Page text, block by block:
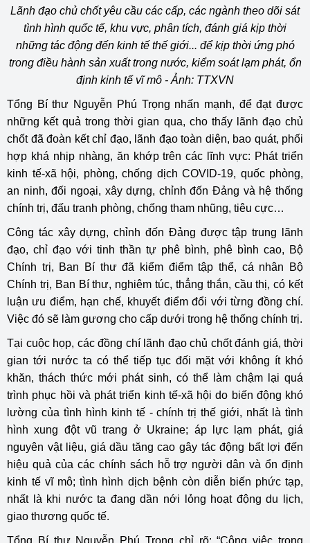
Lãnh đạo chủ chốt yêu cầu các cấp, các ngành theo dõi sát
tình hình quốc tế, khu vực, phân tích, đánh giá kịp thời
những tác động đến kinh tế thế giới... để kịp thời ứng phó
trong điều hành sản xuất trong nước, kiểm soát lạm phát, ổn
định kinh tế vĩ mô - Ảnh: TTXVN
Tổng Bí thư Nguyễn Phú Trọng nhấn mạnh, để đạt được
những kết quả trong thời gian qua, cho thấy lãnh đạo chủ
chốt đã đoàn kết chỉ đạo, lãnh đạo toàn diện, bao quát, phối
hợp khá nhịp nhàng, ăn khớp trên các lĩnh vực: Phát triển
kinh tế-xã hội, phòng, chống dịch COVID-19, quốc phòng,
an ninh, đối ngoại, xây dựng, chỉnh đốn Đảng và hệ thống
chính trị, đấu tranh phòng, chống tham nhũng, tiêu cực…
Công tác xây dựng, chỉnh đốn Đảng được tập trung lãnh
đạo, chỉ đạo với tinh thần tự phê bình, phê bình cao, Bộ
Chính trị, Ban Bí thư đã kiểm điểm tập thể, cá nhân Bộ
Chính trị, Ban Bí thư, nghiêm túc, thẳng thắn, cầu thị, có kết
luận ưu điểm, hạn chế, khuyết điểm đổi với từng đồng chí.
Việc đó sẽ làm gương cho cấp dưới trong hệ thống chính trị.
Tại cuộc họp, các đồng chí lãnh đạo chủ chốt đánh giá, thời
gian tới nước ta có thể tiếp tục đối mặt với không ít khó
khăn, thách thức mới phát sinh, có thể làm chậm lại quá
trình phục hồi và phát triển kinh tế-xã hội do biến động khó
lường của tình hình kinh tế - chính trị thế giới, nhất là tình
hình xung đột vũ trang ở Ukraine; áp lực lạm phát, giá
nguyên vật liệu, giá dầu tăng cao gây tác động bất lợi đến
hiệu quả của các chính sách hỗ trợ người dân và ổn định
kinh tế vĩ mô; tình hình dịch bệnh còn diễn biến phức tạp,
nhất là khi nước ta đang dần nới lỏng hoạt động du lịch,
giao thương quốc tế.
Tổng Bí thư Nguyễn Phú Trọng chỉ rõ: “Công việc trong